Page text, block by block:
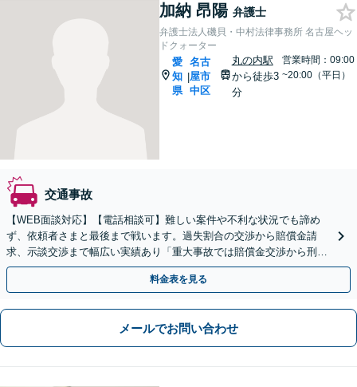
加納 昂陽 弁護士
弁護士法人磯貝・中村法律事務所 名古屋ヘッ
ドクォーター
愛
知
県
|
名古
屋市
中区
丸の内駅
から徒歩3
分
営業時間：09:00
~20:00（平日）
交通事故
【WEB面談対応】【電話相談可】難しい案件や不利な状況でも諦め
ず、依頼者さまと最後まで戦います。過失割合の交渉から賠償金請
求、示談交渉まで幅広い実績あり「重大事故では賠償金交渉から刑事
事件のサポートまで一貫して対応」【休日・夜間相談可】
料金表を見る
メールでお問い合わせ